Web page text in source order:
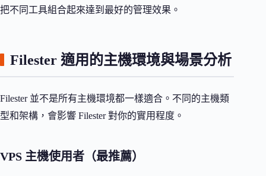
把不同工具組合起來達到最好的管理效果。
Filester 適用的主機環境與場景分析
Filester 並不是所有主機環境都一樣適合。不同的主機類
型和架構，會影響 Filester 對你的實用程度。
VPS 主機使用者（最推薦）